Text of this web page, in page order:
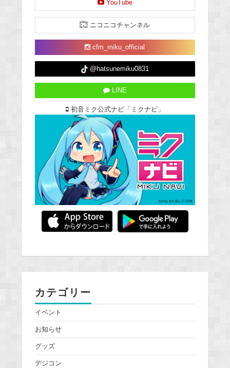
YouTube
ニコニコチャンネル
cfm_miku_official
@hatsunemiku0831
LINE
初音ミク公式ナビ「ミクナビ」
カテゴリー
イベント
お知らせ
グッズ
デジコン